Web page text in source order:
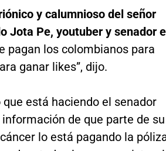
y calumnioso del señor
Jota Pe, youtuber y senador
pagan los colombianos para
ganar likes”, dijo.
está haciendo el senador
de que parte de su
lo está pagando la